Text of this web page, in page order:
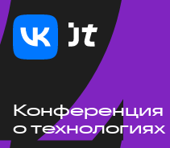
Конференция
о технологиях